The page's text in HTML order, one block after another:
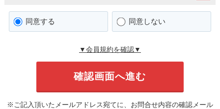
同意する 同意しない
▼会員規約を確認▼
※ご記入頂いたメールアドレス宛てに、お問合せ内容の確認メール